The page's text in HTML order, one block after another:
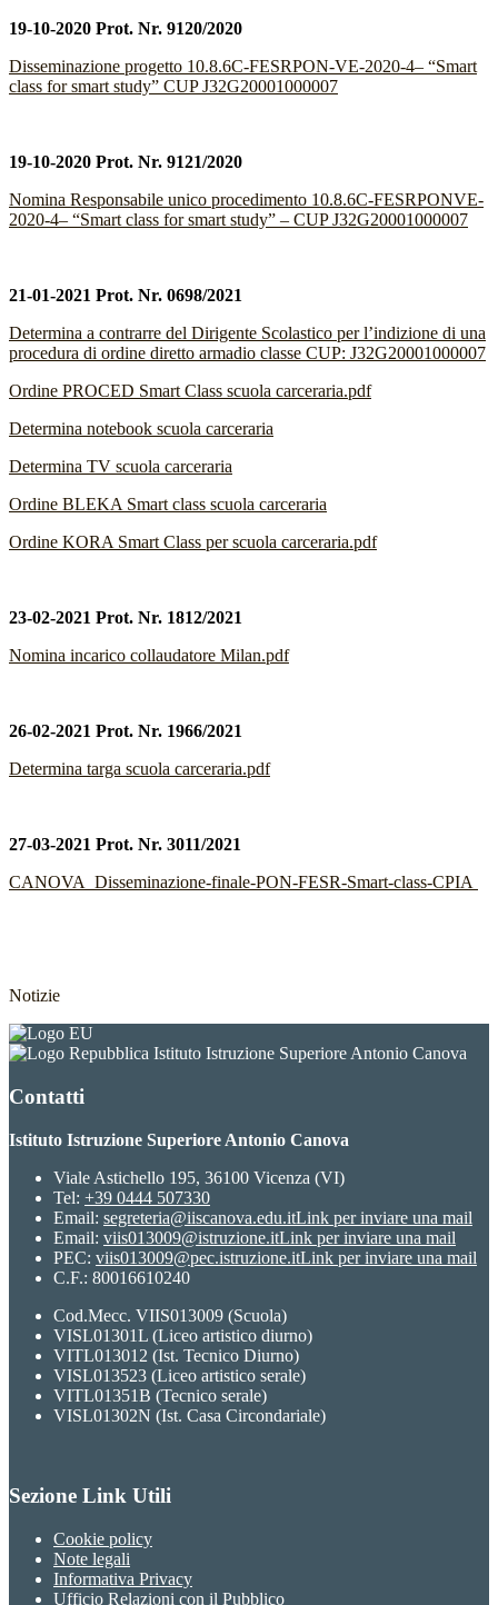
19-10-2020 Prot. Nr. 9120/2020
Disseminazione progetto 10.8.6C-FESRPON-VE-2020-4– “Smart
class for smart study” CUP J32G20001000007
19-10-2020 Prot. Nr. 9121/2020
Nomina Responsabile unico procedimento 10.8.6C-FESRPONVE-
2020-4– “Smart class for smart study” – CUP J32G20001000007
21-01-2021 Prot. Nr. 0698/2021
Determina a contrarre del Dirigente Scolastico per l’indizione di una
procedura di ordine diretto armadio classe CUP: J32G20001000007
Ordine PROCED Smart Class scuola carceraria.pdf
Determina notebook scuola carceraria
Determina TV scuola carceraria
Ordine BLEKA Smart class scuola carceraria
Ordine KORA Smart Class per scuola carceraria.pdf
23-02-2021 Prot. Nr. 1812/2021
Nomina incarico collaudatore Milan.pdf
26-02-2021 Prot. Nr. 1966/2021
Determina targa scuola carceraria.pdf
27-03-2021 Prot. Nr. 3011/2021
CANOVA_Disseminazione-finale-PON-FESR-Smart-class-CPIA
Notizie
Istituto Istruzione Superiore Antonio Canova
Contatti
Istituto Istruzione Superiore Antonio Canova
Viale Astichello 195, 36100 Vicenza (VI)
Tel: +39 0444 507330
Email: segreteria@iiscanova.edu.itLink per inviare una mail
Email: viis013009@istruzione.itLink per inviare una mail
PEC: viis013009@pec.istruzione.itLink per inviare una mail
C.F.: 80016610240
Cod.Mecc. VIIS013009 (Scuola)
VISL01301L (Liceo artistico diurno)
VITL013012 (Ist. Tecnico Diurno)
VISL013523 (Liceo artistico serale)
VITL01351B (Tecnico serale)
VISL01302N (Ist. Casa Circondariale)
Sezione Link Utili
Cookie policy
Note legali
Informativa Privacy
Ufficio Relazioni con il Pubblico